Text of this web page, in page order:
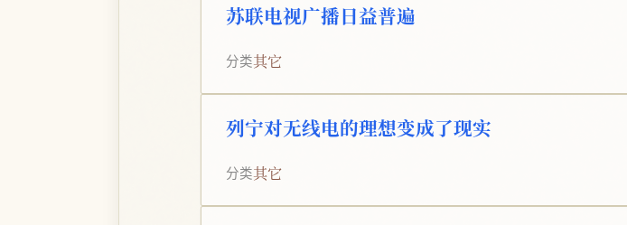
苏联电视广播日益普遍
分类其它
列宁对无线电的理想变成了现实
分类其它